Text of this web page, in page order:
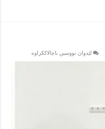
لێدوان نووسین ناچالاککراوە